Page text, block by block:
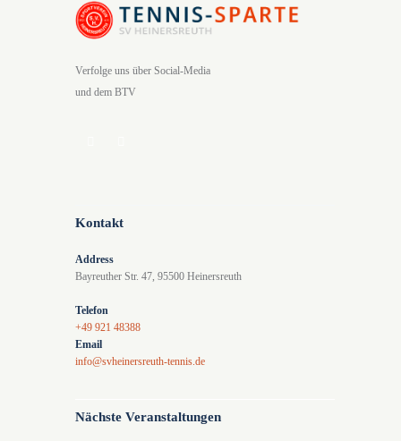
Verfolge uns über Social-Media
und dem BTV
Kontakt
Address
Bayreuther Str. 47, 95500 Heinersreuth
Telefon
+49 921 48388
Email
info@svheinersreuth-tennis.de
Nächste Veranstaltungen